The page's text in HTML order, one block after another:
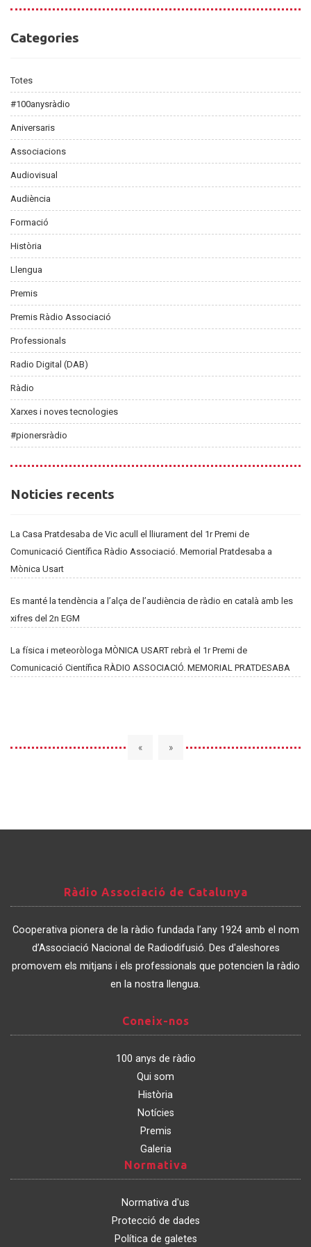
Categories
Categories
Totes
#100anysràdio
Aniversaris
Associacions
Audiovisual
Audiència
Formació
Història
Llengua
Premis
Premis Ràdio Associació
Professionals
Radio Digital (DAB)
Ràdio
Xarxes i noves tecnologies
#pionersràdio
Noticies
Noticies recents
La Casa Pratdesaba de Vic acull el lliurament del 1r Premi de
Comunicació Científica Ràdio Associació. Memorial Pratdesaba a
Mònica Usart
Es manté la tendència a l’alça de l’audiència de ràdio en català amb les
xifres del 2n EGM
La física i meteoròloga MÒNICA USART rebrà el 1r Premi de
Comunicació Científica RÀDIO ASSOCIACIÓ. MEMORIAL PRATDESABA
« »
Associació
de
Catalunya
Ràdio Associació de Catalunya
Cooperativa pionera de la ràdio fundada l’any 1924 amb el nom
d’Associació Nacional de Radiodifusió. Des d'aleshores
promovem els mitjans i els professionals que potencien la ràdio
en la nostra llengua.
nos
Coneix-nos
100 anys de ràdio
Qui som
Història
Notícies
Premis
Galeria
Normativa
Normativa d'us
Protecció de dades
Política de galetes